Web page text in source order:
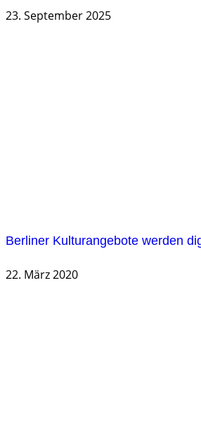
23. September 2025
Berliner Kulturangebote werden
22. März 2020